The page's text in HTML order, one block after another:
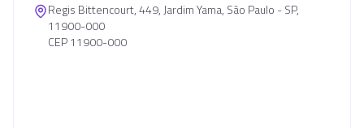
Regis Bittencourt, 449, Jardim Yama, São Paulo - SP,
11900-000
CEP 11900-000